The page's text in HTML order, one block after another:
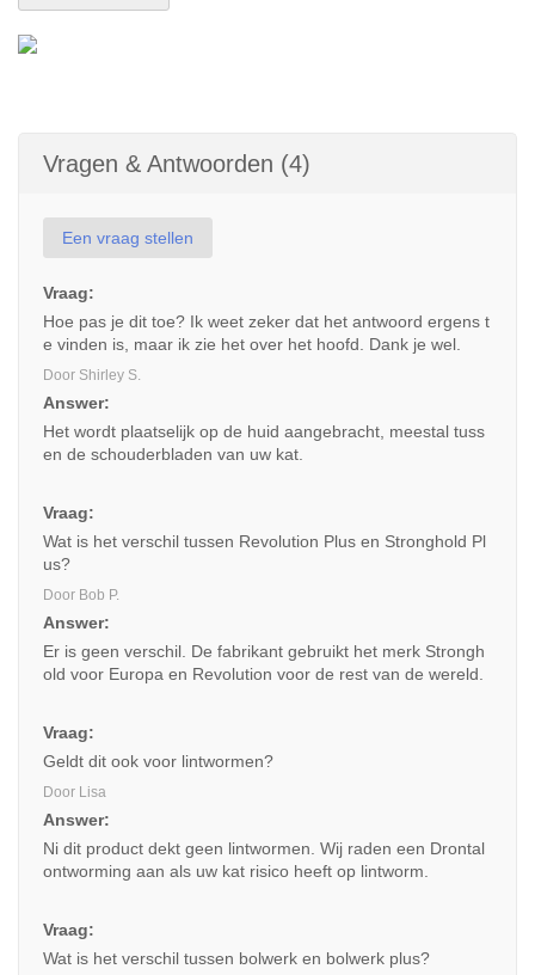
Vragen & Antwoorden (4)
Een vraag stellen
Vraag:
Hoe pas je dit toe? Ik weet zeker dat het antwoord ergens t
e vinden is, maar ik zie het over het hoofd. Dank je wel.
Door Shirley S.
Answer:
Het wordt plaatselijk op de huid aangebracht, meestal tuss
en de schouderbladen van uw kat.
Vraag:
Wat is het verschil tussen Revolution Plus en Stronghold Pl
us?
Door Bob P.
Answer:
Er is geen verschil. De fabrikant gebruikt het merk Strongh
old voor Europa en Revolution voor de rest van de wereld.
Vraag:
Geldt dit ook voor lintwormen?
Door Lisa
Answer:
Ni dit product dekt geen lintwormen. Wij raden een Drontal
ontworming aan als uw kat risico heeft op lintworm.
Vraag:
Wat is het verschil tussen bolwerk en bolwerk plus?